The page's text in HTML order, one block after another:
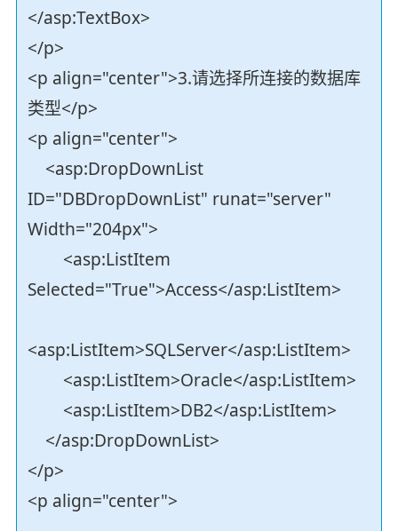
</asp:TextBox>
</p>
<p align="center">3.请选择所连接的数据库
类型</p>
<p align="center">
<asp:DropDownList
ID="DBDropDownList" runat="server"
Width="204px">
<asp:ListItem
Selected="True">Access</asp:ListItem>
<asp:ListItem>SQLServer</asp:ListItem>
<asp:ListItem>Oracle</asp:ListItem>
<asp:ListItem>DB2</asp:ListItem>
</asp:DropDownList>
</p>
<p align="center">